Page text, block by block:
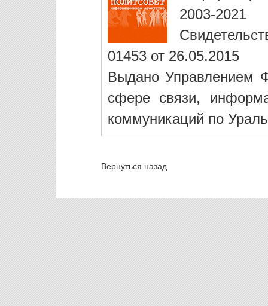
2003-2021
01453 от 26.05.2015
Выдано Управлением
сфере связи,
коммуникаций по
Вернуться назад